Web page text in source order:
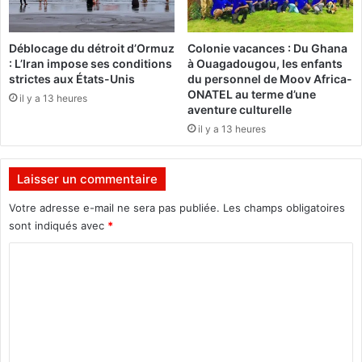
d
u
b
i
l
a
o
r
c
e
c
o
n
e
c
o
Déblocage du détroit d’Ormuz
: L’Iran impose ses conditions
strictes aux États-Unis
il y a 13 heures
Colonie vacances : Du Ghana
à Ouagadougou, les enfants
du personnel de Moov Africa-
ONATEL au terme d’une
aventure culturelle
il y a 13 heures
Laisser un commentaire
Votre adresse e-mail ne sera pas publiée. Les champs obligatoires
sont indiqués avec *